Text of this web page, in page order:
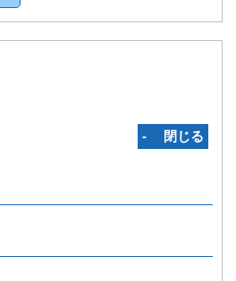
‐ 閉じる